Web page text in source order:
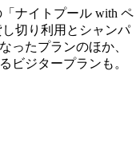
ナイトプール with ペ
切り利用とシャンパ
ったプランのほか、
ビジタープランも。